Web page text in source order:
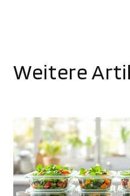
Weitere